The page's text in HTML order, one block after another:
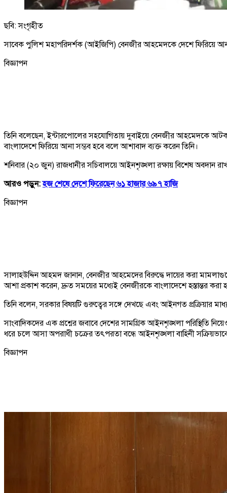
ছবি: সংগৃহীত
সাবেক পুলিশ মহাপরিদর্শক (আইজিপি) বেনজীর আহমেদকে দেশে ফিরিয়ে
বিজ্ঞাপন
তিনি বলেছেন, ইন্টারপোলের সহযোগিতায় দুবাইয়ে বেনজীর আহমেদকে আটক
বাংলাদেশে ফিরিয়ে আনা সম্ভব হবে বলে আশাবাদ ব্যক্ত করেন তিনি।
শনিবার (২০ জুন) রাজধানীর সচিবালয়ে আইনশৃঙ্খলা রক্ষায় বিশেষ অবদান
আরও পড়ুন:হজ শেষে দেশে ফিরেছেন ৬১ হাজার ৬৯৭ হাজি
বিজ্ঞাপন
সালাহউদ্দিন আহমদ জানান, বেনজীর আহমেদের বিরুদ্ধে দায়ের করা
আশা প্রকাশ করেন, দ্রুত সময়ের মধ্যেই বেনজীরকে বাংলাদেশে হস্তান্তর করা
তিনি বলেন, সরকার বিষয়টি গুরুত্বের সঙ্গে দেখছে এবং আইনগত প্রক্রিয়ার
সাংবাদিকদের এক প্রশ্নের জবাবে দেশের সামগ্রিক আইনশৃঙ্খলা পরিস্থিতি
ধরে চলে আসা অপরাধী চক্রের তৎপরতা বন্ধে আইনশৃঙ্খলা বাহিনী
বিজ্ঞাপন